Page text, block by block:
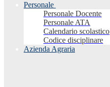
Personale
Personale Docente
Personale ATA
Calendario scolastico
Codice disciplinare
Azienda Agraria